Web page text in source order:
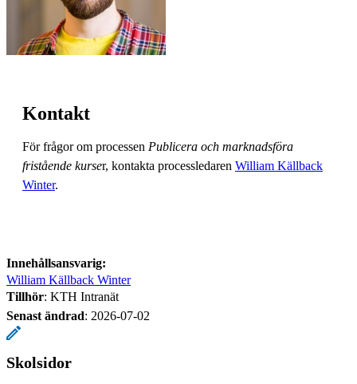
Kontakt
För frågor om processen Publicera och marknadsföra
fristående kurser, kontakta processledaren William Källback
Winter.
Innehållsansvarig:
William Källback Winter
Tillhör: KTH Intranät
Senast ändrad: 2026-07-02
Skolsidor